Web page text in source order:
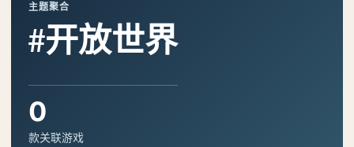
主题聚合
#开放世界
0
款关联游戏